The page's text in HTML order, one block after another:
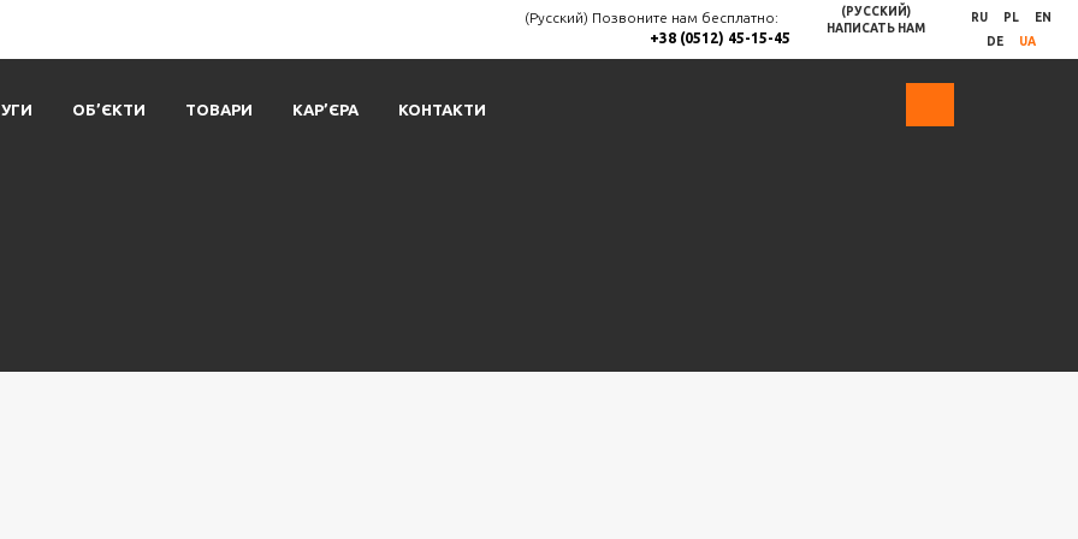
(Русский) Позвоните нам бесплатно:
+38 (0512) 45-15-45
(РУССКИЙ)
НАПИСАТЬ НАМ
RU PL
EN
DE
UA
ОБ’ЄКТИ ТОВАРИ КАР’ЄРА КОНТАКТИ